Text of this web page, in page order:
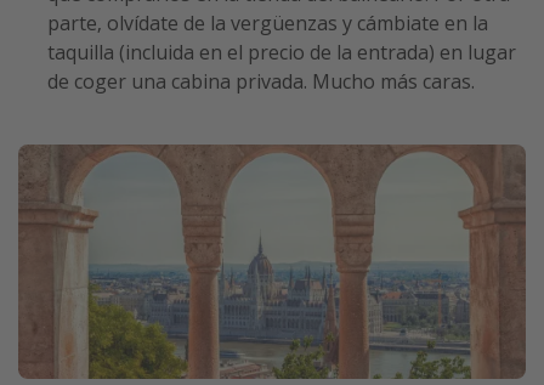
parte, olvídate de la vergüenzas y cámbiate en la
taquilla (incluida en el precio de la entrada) en lugar
de coger una cabina privada. Mucho más caras.